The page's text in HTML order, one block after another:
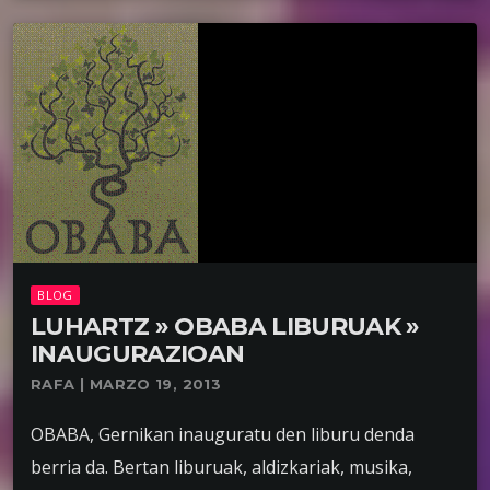
BLOG
LUHARTZ » OBABA LIBURUAK »
INAUGURAZIOAN
RAFA | MARZO 19, 2013
OBABA, Gernikan inauguratu den liburu denda
berria da. Bertan liburuak, aldizkariak, musika,